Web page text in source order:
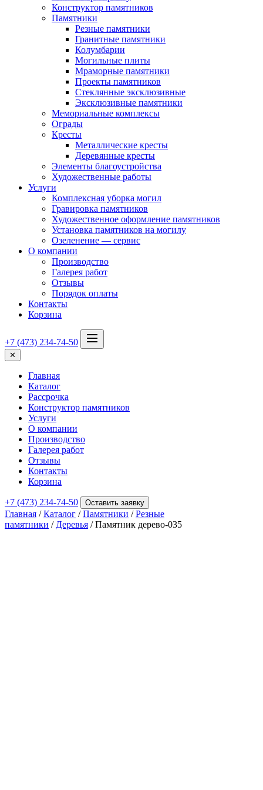
Конструктор памятников
Памятники
Резные памятники
Гранитные памятники
Колумбарии
Могильные плиты
Мраморные памятники
Проекты памятников
Стеклянные эксклюзивные
Эксклюзивные памятники
Мемориальные комплексы
Ограды
Кресты
Металлические кресты
Деревянные кресты
Элементы благоустройства
Художественные работы
Услуги
Комплексная уборка могил
Гравировка памятников
Художественное оформление памятников
Установка памятников на могилу
Озеленение — сервис
О компании
Производство
Галерея работ
Отзывы
Порядок оплаты
Контакты
Корзина
+7 (473) 234-74-50
✕
Главная
Каталог
Рассрочка
Конструктор памятников
Услуги
О компании
Производство
Галерея работ
Отзывы
Контакты
Корзина
+7 (473) 234-74-50 Оставить заявку
Главная /Каталог /Памятники /Резные
памятники / Деревья / Памятник дерево-035